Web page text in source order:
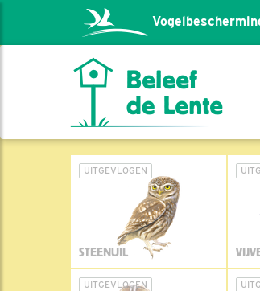
UITGEVLOGEN
STEENUIL
UITGEVLOGEN